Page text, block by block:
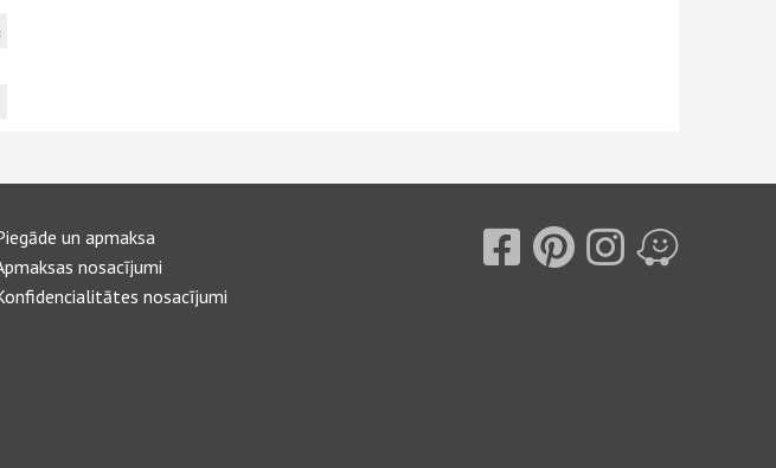
un apmaksa
nosacījumi
nosacījumi